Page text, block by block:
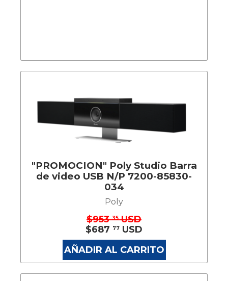
"PROMOCION" Poly Studio Barra
de video USB N/P 7200-85830-
034
Poly
$95335USD
$687 77 USD
AÑADIR AL CARRITO